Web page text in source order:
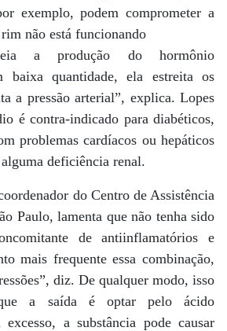
exemplo, podem comprometer a
não está funcionando
a produção do hormônio
baixa quantidade, ela estreita os
a pressão arterial”, explica. Lopes
é contra-indicado para diabéticos,
problemas cardíacos ou hepáticos
deficiência renal.
do Centro de Assistência
Paulo, lamenta que não tenha sido
de antiinflamatórios e
mais frequente essa combinação,
diz. De qualquer modo, isso
a saída é optar pelo ácido
a substância pode causar